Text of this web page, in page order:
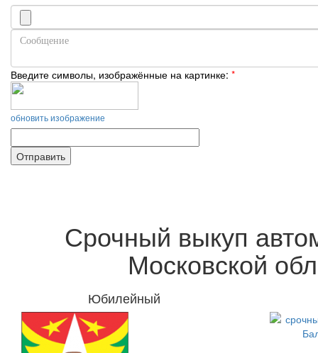
Введите символы, изображённые на картинке: *
обновить изображение
Срочный выкуп
Московской
Юбилейный